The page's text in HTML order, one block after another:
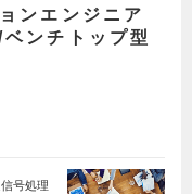
ンエンジニア
ンチトップ型
号処理